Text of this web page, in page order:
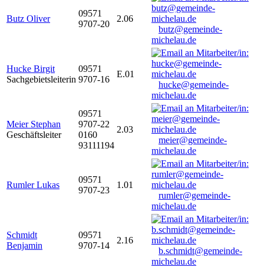
Butz Oliver
09571
9707-20
2.06
butz@gemeinde-
michelau.de
Hucke Birgit
Sachgebietsleiterin
09571
9707-16
E.01
hucke@gemeinde-
michelau.de
Meier Stephan
Geschäftsleiter
09571
9707-22
0160
93111194
2.03
meier@gemeinde-
michelau.de
Rumler Lukas
09571
9707-23
1.01
rumler@gemeinde-
michelau.de
Schmidt
Benjamin
09571
9707-14
2.16
b.schmidt@gemeinde-
michelau.de